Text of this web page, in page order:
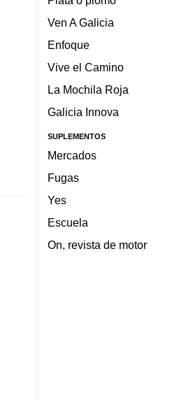
Ven A Galicia
Enfoque
Vive el Camino
La Mochila Roja
Galicia Innova
SUPLEMENTOS
Mercados
Fugas
Yes
Escuela
On, revista de motor